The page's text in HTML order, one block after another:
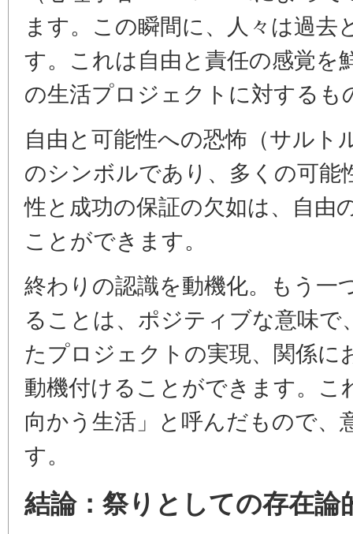
ます。この瞬間に、人々は過去
す。これは自由と責任の感覚を
の生活プロジェクトに対するも
自由と可能性への恐怖（サルト
のシンボルであり、多くの可能
性と成功の保証の欠如は、自由
ことができます。
終わりの認識を動機化。もう一
ることは、ポジティブな意味
たプロジェクトの実現、関係
動機付けることができます。
向かう生活」と呼んだもので、
す。
結論：祭りとしての存在論